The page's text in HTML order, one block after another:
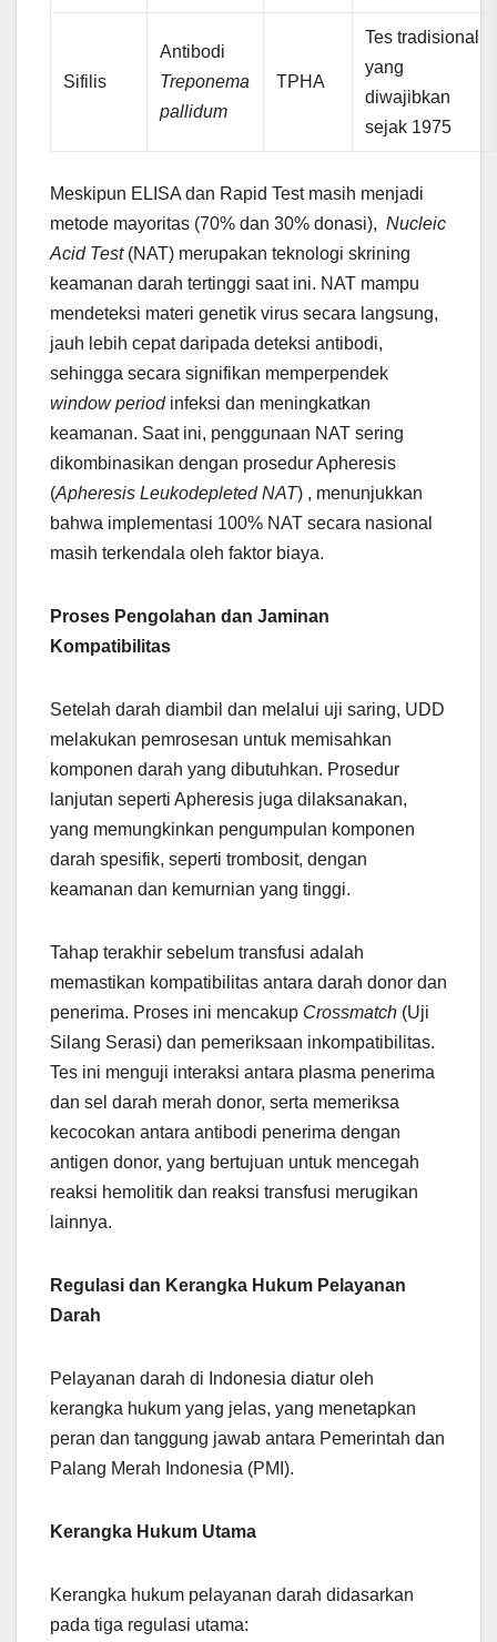
Sifilis
Antibodi
Treponema
pallidum
TPHA
Tes tradisional
yang
diwajibkan
sejak 1975
Meskipun ELISA dan Rapid Test masih menjadi
metode mayoritas (70% dan 30% donasi), Nucleic
Acid Test(NAT) merupakan teknologi skrining
keamanan darah tertinggi saat ini. NAT mampu
mendeteksi materi genetik virus secara langsung,
jauh lebih cepat daripada deteksi antibodi,
sehingga secara signifikan memperpendek
window periodinfeksi dan meningkatkan
keamanan. Saat ini, penggunaan NAT sering
dikombinasikan dengan prosedur Apheresis
(Apheresis Leukodepleted NAT) , menunjukkan
bahwa implementasi 100% NAT secara nasional
masih terkendala oleh faktor biaya.
Proses Pengolahan dan Jaminan
Kompatibilitas
Setelah darah diambil dan melalui uji saring, UDD
melakukan pemrosesan untuk memisahkan
komponen darah yang dibutuhkan. Prosedur
lanjutan seperti Apheresis juga dilaksanakan,
yang memungkinkan pengumpulan komponen
darah spesifik, seperti trombosit, dengan
keamanan dan kemurnian yang tinggi.
Tahap terakhir sebelum transfusi adalah
memastikan kompatibilitas antara darah donor dan
penerima. Proses ini mencakup Crossmatch (Uji
Silang Serasi) dan pemeriksaan inkompatibilitas.
Tes ini menguji interaksi antara plasma penerima
dan sel darah merah donor, serta memeriksa
kecocokan antara antibodi penerima dengan
antigen donor, yang bertujuan untuk mencegah
reaksi hemolitik dan reaksi transfusi merugikan
lainnya.
Regulasi dan Kerangka Hukum Pelayanan
Darah
Pelayanan darah di Indonesia diatur oleh
kerangka hukum yang jelas, yang menetapkan
peran dan tanggung jawab antara Pemerintah dan
Palang Merah Indonesia (PMI).
Kerangka Hukum Utama
Kerangka hukum pelayanan darah didasarkan
pada tiga regulasi utama: